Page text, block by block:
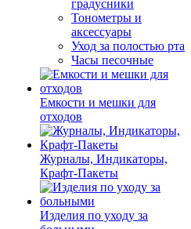
градусники
Тонометры и
аксессуары
Уход за полостью рта
Часы песочные
Емкости и мешки для
отходов
Журналы, Индикаторы,
Крафт-Пакеты
Изделия по уходу за